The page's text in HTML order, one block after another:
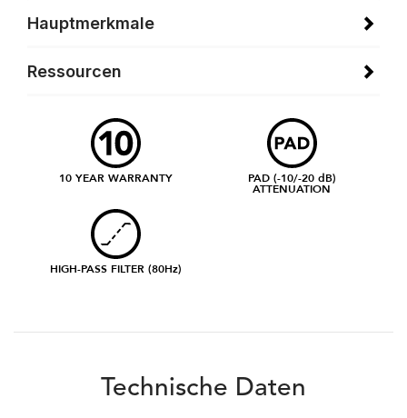
Hauptmerkmale
Ressourcen
10 YEAR WARRANTY PAD (-10/-20 dB)
ATTENUATION
HIGH-PASS FILTER (80Hz)
Technische Daten